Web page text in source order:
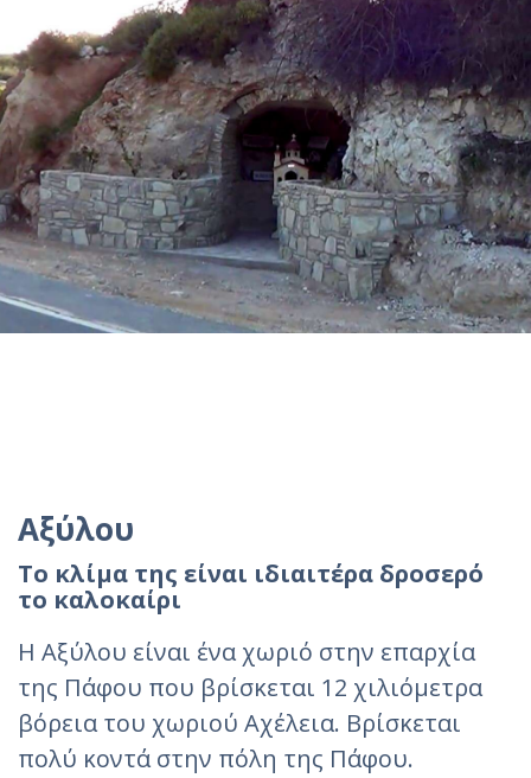
Αξύλου
Το κλίμα της είναι ιδιαιτέρα δροσερό
το καλοκαίρι
Η Αξύλου είναι ένα χωριό στην επαρχία
της Πάφου που βρίσκεται 12 χιλιόμετρα
βόρεια του χωριού Αχέλεια. Βρίσκεται
πολύ κοντά στην πόλη της Πάφου.